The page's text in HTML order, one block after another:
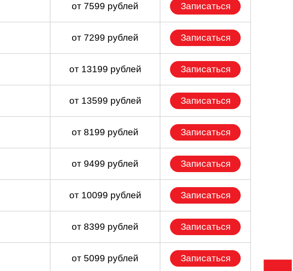
от 7599 рублей Записаться
от 7299 рублей Записаться
от 13199 рублей Записаться
от 13599 рублей Записаться
от 8199 рублей Записаться
от 9499 рублей Записаться
от 10099 рублей Записаться
от 8399 рублей Записаться
от 5099 рублей Записаться